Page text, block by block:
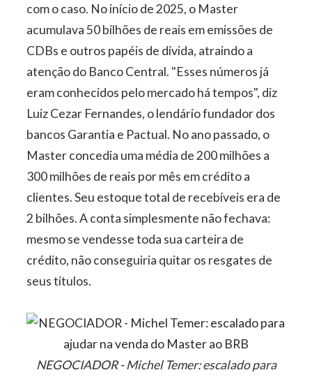
com o caso. No início de 2025, o Master
acumulava 50 bilhões de reais em emissões de
CDBs e outros papéis de dívida, atraindo a
atenção do Banco Central. "Esses números já
eram conhecidos pelo mercado há tempos", diz
Luiz Cezar Fernandes, o lendário fundador dos
bancos Garantia e Pactual. No ano passado, o
Master concedia uma média de 200 milhões a
300 milhões de reais por mês em crédito a
clientes. Seu estoque total de recebíveis era de
2 bilhões. A conta simplesmente não fechava:
mesmo se vendesse toda sua carteira de
crédito, não conseguiria quitar os resgates de
seus títulos.
NEGOCIADOR - Michel Temer: escalado para